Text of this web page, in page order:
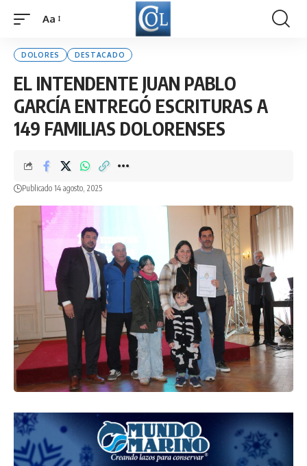
Font
Aa
DOLORES DESTACADO
EL INTENDENTE JUAN PABLO
GARCÍA ENTREGÓ ESCRITURAS A
149 FAMILIAS DOLORENSES
Publicado 14 agosto, 2025